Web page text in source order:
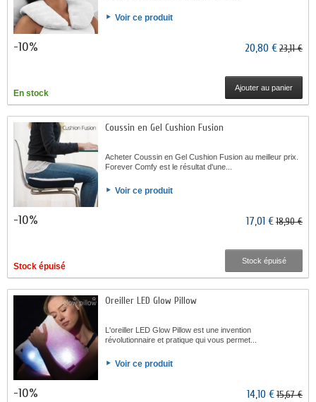
Voir ce produit
-10% 20,80 €23,11 €
En stock
Ajouter au panier
Coussin en Gel Cushion Fusion
Acheter Coussin en Gel Cushion Fusion au meilleur prix.
Forever Comfy est le résultat d'une...
Voir ce produit
-10% 17,01 €18,90 €
Stock épuisé
Stock épuisé
Oreiller LED Glow Pillow
L'oreiller LED Glow Pillow est une invention
révolutionnaire et pratique qui vous permet...
Voir ce produit
-10% 14,10 €15,67 €